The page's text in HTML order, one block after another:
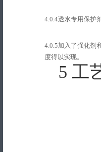
4.0.4透水专用保护
4.0.5加入了强化剂
度得以实现。
5 工